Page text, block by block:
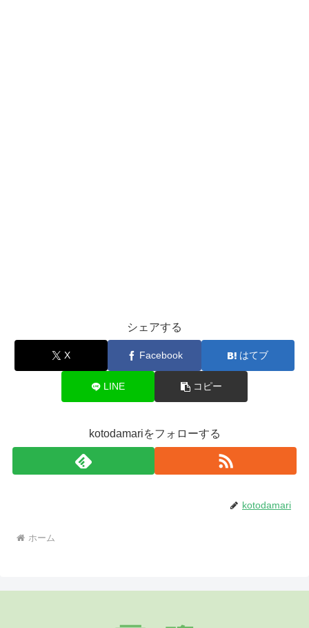
シェアする
X Facebook はてブ
LINE コピー
kotodamariをフォローする
kotodamari
ホーム